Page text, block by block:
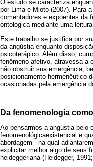
O estudo se caracteriza
por Lima e Mioto (2007). Para
comentadores e expoentes da
ontológica mediante uma
Este trabalho se justifica por
da angústia enquanto
psicoterápico. Além disso,
fenômeno afetivo, atravessa a
não obstruir sua emergência,
posicionamento hermenêutico
ocasionadas pela emergência
Da fenomenologia
Ao pensarmos a angústia pelo
fenomenológicaexistencial e
abordagem - na qual
explicitar melhor algo de seus
heideggeriana (Heidegger,